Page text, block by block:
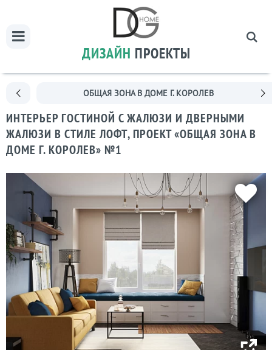
ДИЗАЙН ПРОЕКТЫ
ОБЩАЯ ЗОНА В ДОМЕ Г. КОРОЛЕВ
ИНТЕРЬЕР ГОСТИНОЙ С ЖАЛЮЗИ И ДВЕРНЫМИ
ЖАЛЮЗИ В СТИЛЕ ЛОФТ, ПРОЕКТ «ОБЩАЯ ЗОНА В
ДОМЕ Г. КОРОЛЕВ» №1